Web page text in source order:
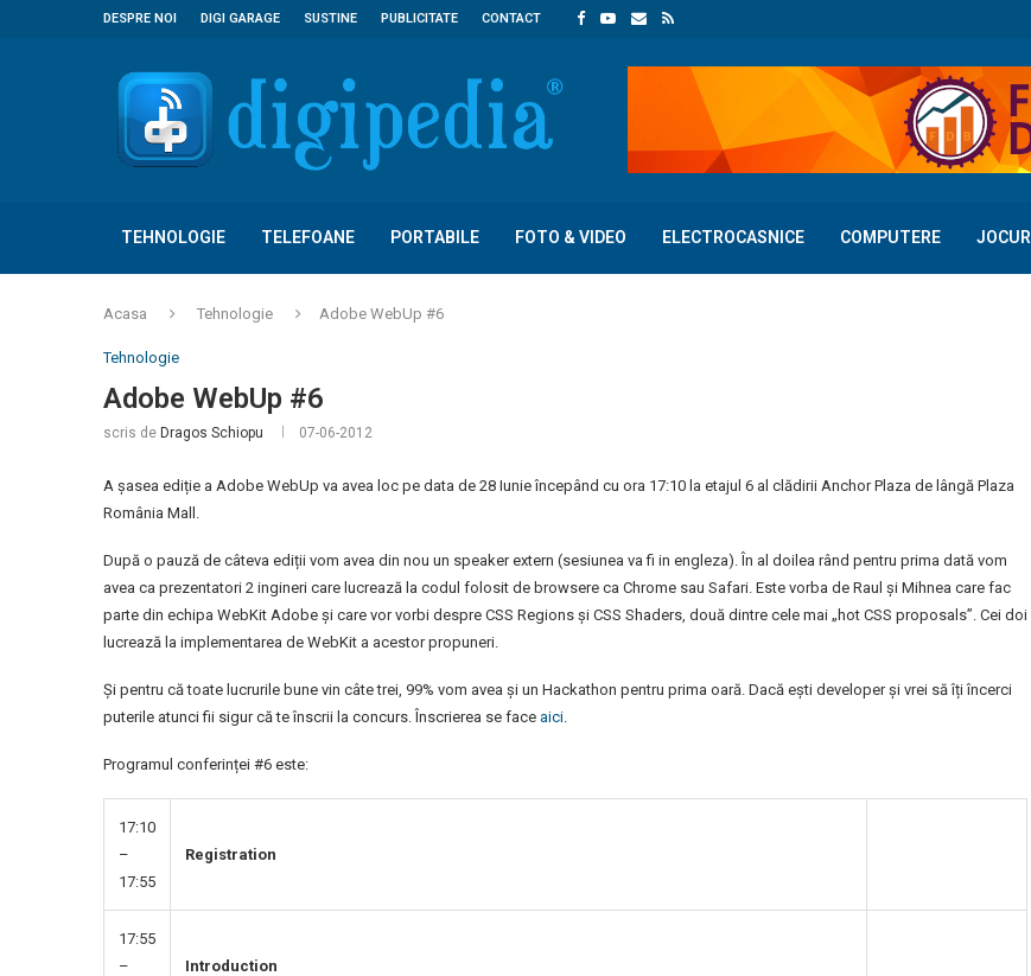
DESPRE NOI DIGI GARAGE SUSTINE PUBLICITATE CONTACT
TEHNOLOGIE TELEFOANE PORTABILE FOTO & VIDEO ELECTROCASNICE COMPUTERE JOCURI
Acasa Tehnologie Adobe WebUp #6
Tehnologie
Adobe WebUp #6
scris de Dragos Schiopu 07-06-2012
A șasea ediție a Adobe WebUp va avea loc pe data de 28 Iunie începând cu ora 17:10 la etajul 6 al clădirii Anchor Plaza de lângă Plaza
România Mall.
După o pauză de câteva ediții vom avea din nou un speaker extern (sesiunea va fi in engleza). În al doilea rând pentru prima dată vom
avea ca prezentatori 2 ingineri care lucrează la codul folosit de browsere ca Chrome sau Safari. Este vorba de Raul și Mihnea care fac
parte din echipa WebKit Adobe și care vor vorbi despre CSS Regions și CSS Shaders, două dintre cele mai „hot CSS proposals”. Cei doi
lucrează la implementarea de WebKit a acestor propuneri.
Și pentru că toate lucrurile bune vin câte trei, 99% vom avea și un Hackathon pentru prima oară. Dacă ești developer și vrei să îți încerci
puterile atunci fii sigur că te înscrii la concurs. Înscrierea se face aici.
Programul conferinței #6 este:
17:10
–
17:55
Registration
17:55
–
Introduction